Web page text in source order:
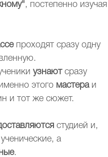
, постепенно
проходят сразу одну
узнают сразу
этого мастера и
и тот же сюжет.
студией и,
а
.